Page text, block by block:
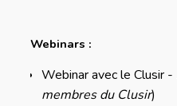
Webinars :
Webinar avec le Clusir -
membres du Clusir)